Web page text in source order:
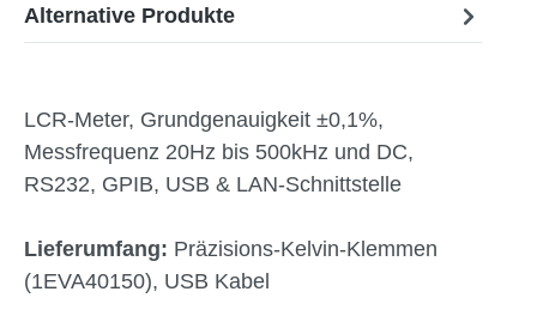
Alternative Produkte
LCR-Meter, Grundgenauigkeit ±0,1%,
Messfrequenz 20Hz bis 500kHz und DC,
RS232, GPIB, USB & LAN-Schnittstelle
Lieferumfang: Präzisions-Kelvin-Klemmen
(1EVA40150), USB Kabel